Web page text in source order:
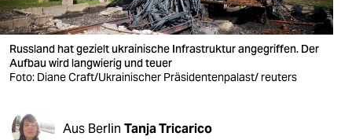
verlag
verlag
shop
Russland hat gezielt ukrainische Infrastruktur angegriffen. Der
Aufbau wird langwierig und teuer
Foto: Diane Craft/Ukrainischer Präsidentenpalast/ reuters
Aus Berlin Tanja Tricarico